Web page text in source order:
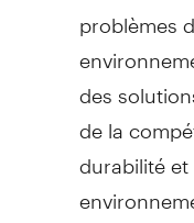
problèmes
des
de la
durabilité